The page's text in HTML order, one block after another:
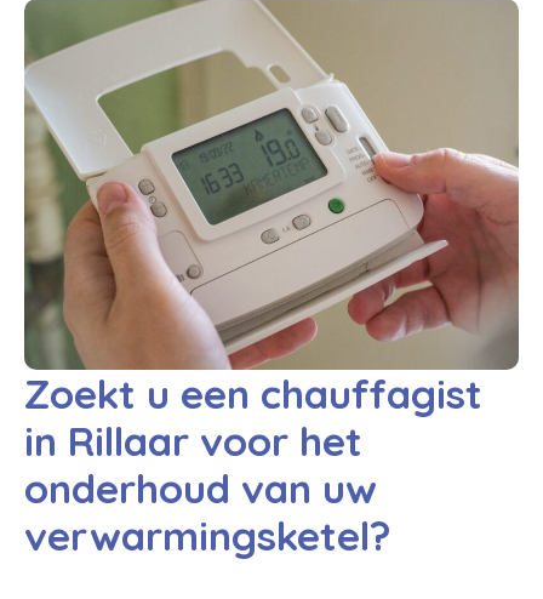
Zoekt u een chauffagist
in Rillaar voor het
onderhoud van uw
verwarmingsketel?